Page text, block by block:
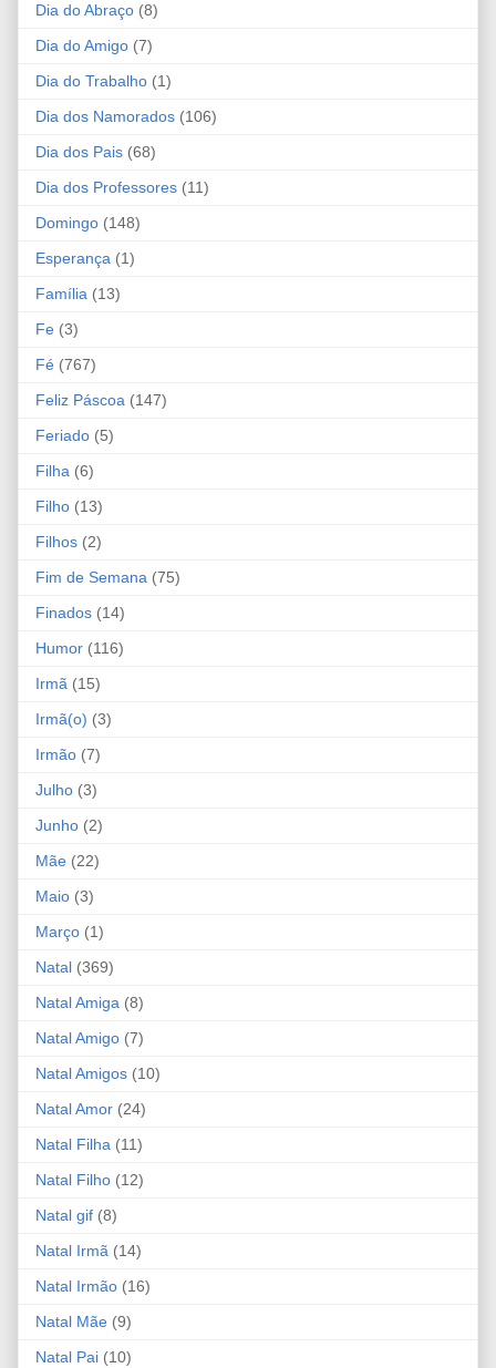
Dia do Abraço (8)
Dia do Amigo (7)
Dia do Trabalho (1)
Dia dos Namorados (106)
Dia dos Pais (68)
Dia dos Professores (11)
Domingo (148)
Esperança (1)
Família (13)
Fe (3)
Fé (767)
Feliz Páscoa (147)
Feriado (5)
Filha (6)
Filho (13)
Filhos (2)
Fim de Semana (75)
Finados (14)
Humor (116)
Irmã (15)
Irmã(o) (3)
Irmão (7)
Julho (3)
Junho (2)
Mãe (22)
Maio (3)
Março (1)
Natal (369)
Natal Amiga (8)
Natal Amigo (7)
Natal Amigos (10)
Natal Amor (24)
Natal Filha (11)
Natal Filho (12)
Natal gif (8)
Natal Irmã (14)
Natal Irmão (16)
Natal Mãe (9)
Natal Pai (10)